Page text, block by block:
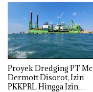
Proyek Dredging PT Mc
Dermott Disorot, Izin
PKKPRL Hingga Izin